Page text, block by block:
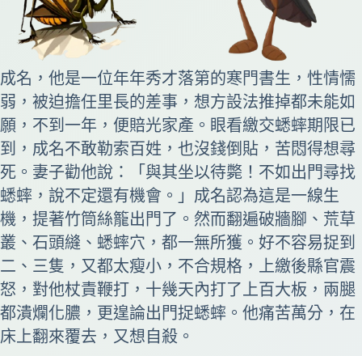
成名，他是一位年年秀才落第的寒門書生，性情懦
弱，被迫擔任里長的差事，想方設法推掉都未能如
願，不到一年，便賠光家產。眼看繳交蟋蟀期限已
到，成名不敢勒索百姓，也沒錢倒貼，苦悶得想尋
死。妻子勸他說：「與其坐以待斃！不如出門尋找
蟋蟀，說不定還有機會。」成名認為這是一線生
機，提著竹筒絲籠出門了。然而翻遍破牆腳、荒草
叢、石頭縫、蟋蟀穴，都一無所獲。好不容易捉到
二、三隻，又都太瘦小，不合規格，上繳後縣官震
怒，對他杖責鞭打，十幾天內打了上百大板，兩腿
都潰爛化膿，更遑論出門捉蟋蟀。他痛苦萬分，在
床上翻來覆去，又想自殺。